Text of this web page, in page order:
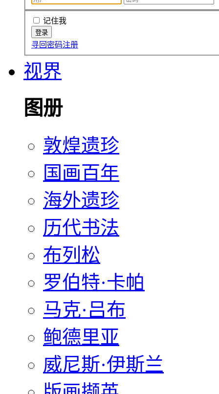
记住我
寻回密码注册
视界
图册
敦煌遗珍
国画百年
海外遗珍
历代书法
布列松
罗伯特·卡帕
马克·吕布
鲍德里亚
威尼斯·伊斯兰